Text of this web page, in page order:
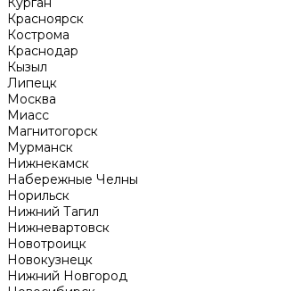
Красноярск
Кострома
Краснодар
Кызыл
Липецк
Москва
Миасс
Магнитогорск
Мурманск
Нижнекамск
Набережные Челны
Норильск
Нижний Тагил
Нижневартовск
Новотроицк
Новокузнецк
Нижний Новгород